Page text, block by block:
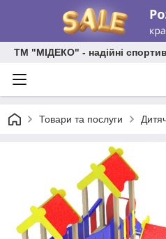
ТМ "МІДЕКО" - надійні
Товари та послуги